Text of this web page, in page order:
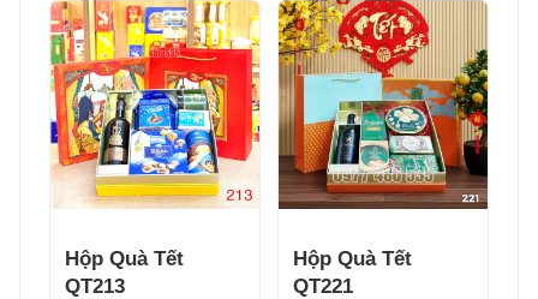
Hộp Quà Tết
QT213
Hộp Quà Tết
QT221